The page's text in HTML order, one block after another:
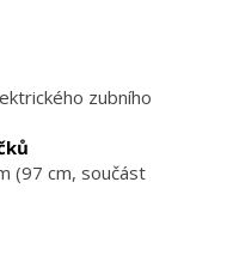
zubního
(97 cm, součást